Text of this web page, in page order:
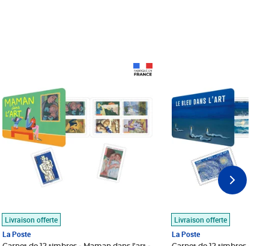
Livraison offerte
La Poste
Livraison offerte
La Poste